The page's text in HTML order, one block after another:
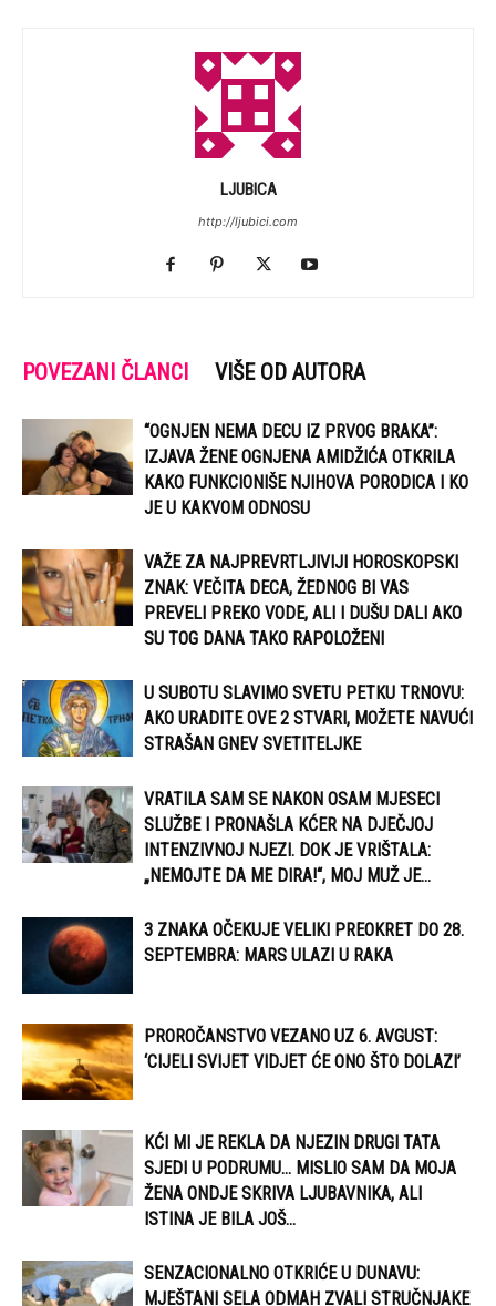
LJUBICA
http://ljubici.com
POVEZANI ČLANCI VIŠE OD AUTORA
“OGNJEN NEMA DECU IZ PRVOG BRAKA”:
IZJAVA ŽENE OGNJENA AMIDŽIĆA OTKRILA
KAKO FUNKCIONIŠE NJIHOVA PORODICA I KO
JE U KAKVOM ODNOSU
VAŽE ZA NAJPREVRTLJIVIJI HOROSKOPSKI
ZNAK: VEČITA DECA, ŽEDNOG BI VAS
PREVELI PREKO VODE, ALI I DUŠU DALI AKO
SU TOG DANA TAKO RAPOLOŽENI
U SUBOTU SLAVIMO SVETU PETKU TRNOVU:
AKO URADITE OVE 2 STVARI, MOŽETE NAVUĆI
STRAŠAN GNEV SVETITELJKE
VRATILA SAM SE NAKON OSAM MJESECI
SLUŽBE I PRONAŠLA KĆER NA DJEČJOJ
INTENZIVNOJ NJEZI. DOK JE VRIŠTALA:
„NEMOJTE DA ME DIRA!“, MOJ MUŽ JE...
3 ZNAKA OČEKUJE VELIKI PREOKRET DO 28.
SEPTEMBRA: MARS ULAZI U RAKA
PROROČANSTVO VEZANO UZ 6. AVGUST:
‘CIJELI SVIJET VIDJET ĆE ONO ŠTO DOLAZI’
KĆI MI JE REKLA DA NJEZIN DRUGI TATA
SJEDI U PODRUMU… MISLIO SAM DA MOJA
ŽENA ONDJE SKRIVA LJUBAVNIKA, ALI
ISTINA JE BILA JOŠ...
SENZACIONALNO OTKRIĆE U DUNAVU:
MJEŠTANI SELA ODMAH ZVALI STRUČNJAKE